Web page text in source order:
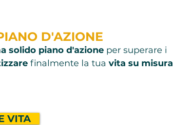
D'AZIONE
solido piano d'azione per superare i
finalmente la tua vita su misura
VITA